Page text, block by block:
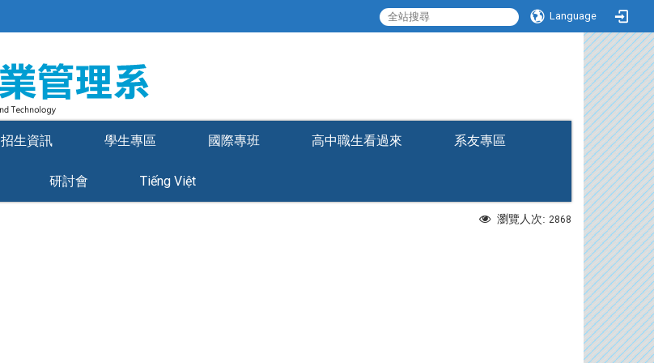
Language
招生資訊 學生專區 國際專班 高中職生看過來 系友專區
研討會 Tiếng Việt
瀏覽人次: 2868